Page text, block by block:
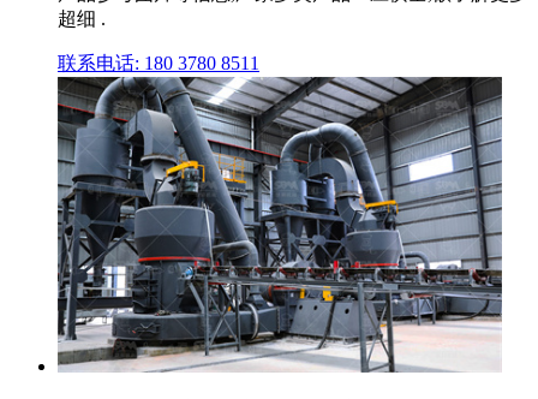
超细 .
联系电话: 180 3780 8511